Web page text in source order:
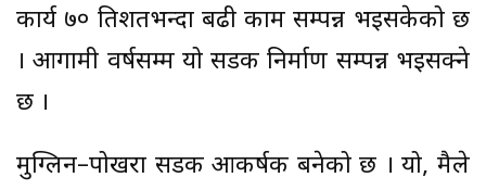
कार्य ७० प्रतिशतभन्दा बढी काम सम्पन्न भइसकेको छ
। आगामी वर्षसम्म यो सडक निर्माण सम्पन्न भइसक्ने
छ ।
मुग्लिन–पोखरा सडक आकर्षक बनेको छ । यो, मैले